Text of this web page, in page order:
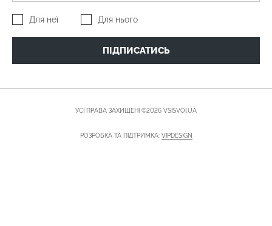
Для неї Для нього
ПІДПИСАТИСЬ
УСІ ПРАВА ЗАХИЩЕНІ ©2026 VSISVOI.UA
РОЗРОБКА ТА ПІДТРИМКА: VIPDESIGN